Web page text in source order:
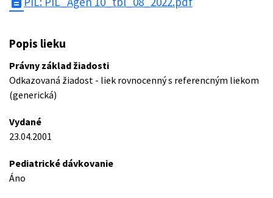
Popis lieku
Právny základ žiadosti
Odkazovaná žiadost - liek rovnocenný s referencným liekom
(generická)
Vydané
23.04.2001
Pediatrické dávkovanie
Áno